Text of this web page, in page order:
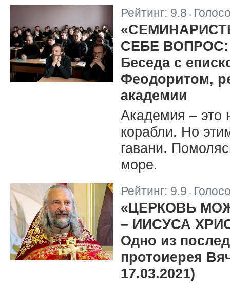
Рейтинг: 9.8 |
СЕБЕ
Беседа с
Феодоритом,
академии
Академия – это
корабли. Но
гавани.
море.
Рейтинг: 9.9
«ЦЕРКОВЬ
– ИИСУСА
Одно из
протоиерея
17.03.2021)